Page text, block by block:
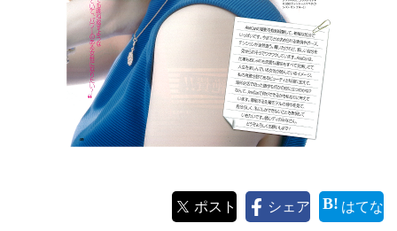
ポスト シェア はてな